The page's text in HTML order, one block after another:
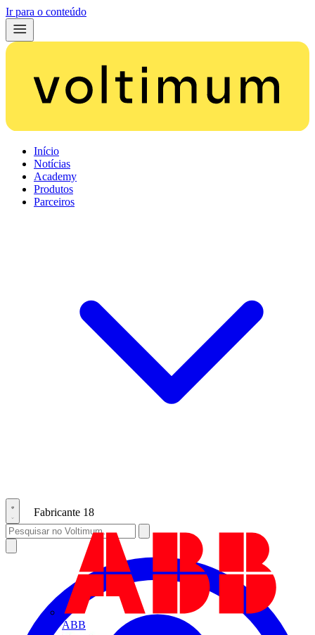
Ir para o conteúdo
Início
Notícias
Academy
Produtos
Parceiros
Fabricante 18
ABB